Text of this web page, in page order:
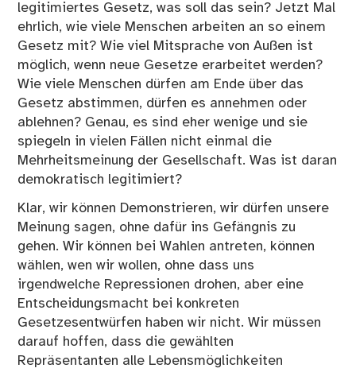
legitimiertes Gesetz, was soll das sein? Jetzt Mal
ehrlich, wie viele Menschen arbeiten an so einem
Gesetz mit? Wie viel Mitsprache von Außen ist
möglich, wenn neue Gesetze erarbeitet werden?
Wie viele Menschen dürfen am Ende über das
Gesetz abstimmen, dürfen es annehmen oder
ablehnen? Genau, es sind eher wenige und sie
spiegeln in vielen Fällen nicht einmal die
Mehrheitsmeinung der Gesellschaft. Was ist daran
demokratisch legitimiert?
Klar, wir können Demonstrieren, wir dürfen unsere
Meinung sagen, ohne dafür ins Gefängnis zu
gehen. Wir können bei Wahlen antreten, können
wählen, wen wir wollen, ohne dass uns
irgendwelche Repressionen drohen, aber eine
Entscheidungsmacht bei konkreten
Gesetzesentwürfen haben wir nicht. Wir müssen
darauf hoffen, dass die gewählten
Repräsentanten alle Lebensmöglichkeiten